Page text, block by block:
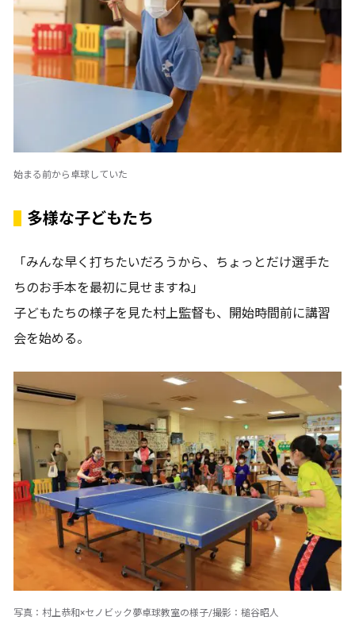
始まる前から卓球していた
多様な子どもたち
「みんな早く打ちたいだろうから、ちょっとだけ選手た
ちのお手本を最初に見せますね」
子どもたちの様子を見た村上監督も、開始時間前に講習
会を始める。
写真：村上恭和×セノビック夢卓球教室の様子/撮影：槌谷昭人